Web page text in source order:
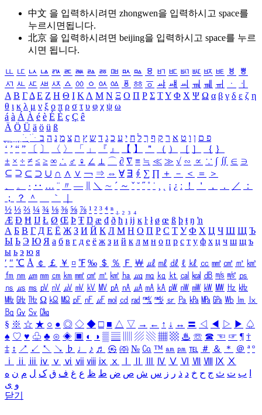
中文 을 입력하시려면 zhongwen을 입력하시고 space를
누르시면됩니다.
北京 을 입력하시려면 beijing을 입력하시고 space를 누르
시면 됩니다.
ㅥ ㅦ ㅧ ㅨ ㅩ ㅪ ㅫ ㅬ ㅭ ㅮ ㅯ ㅰ ㅱ ㅲ ㅳ ㅴ ㅵ ㅶ ㅷ ㅸ
ㅹ
ㅺ ㅻ ㅼ ㅽ ㅾ ㅿ ㆀ ㆁ ㆂ ㆃ ㆄ ㆅ ㆆ ㆇ ㆈ ㆉ ㆊ ㆋ ㆌ ㆍ
ㆎ
Α Β ΓΔ Ε Ζ Η Θ Ι ΚΛ Μ Ν Ξ Ο Π Ρ Σ ΤΥ Φ Χ Ψ Ω α β γ δ ε ζ η
θ ι κ λ μ ν ξ ο π ρ σ τ υ φ χ ψ ω
á à Á À é è É È ç Ç ê
Ä Ö Ü ä ö ü ß
ִֶֹ ֻּ ׁׂ פ ם ן ו ט א ר ק ף ך ל ח י ע כ ג ד ש ץ ת צ מ נ ה ב
‘ ’ “ ” 〔 〕 〈 〉 「 」 『 』 【 】 ＂ （ ） ［ ］ ｛ ｝
± × ÷ ≠ ≤ ≥ ∞ ∴ ♂ ♀ ∠ ⊥ ⌒ ∂ ∇ ≡ ≒ ≪ ≫ √ ∽ ∝ ∵ ∫ ∬ ∈ ∋
⊆ ⊇ ⊂ ⊃ ∪ ∩ ∧ ∨ ￢ ⇒ ⇔ ∀ ∃ ∮ ∑ ∏ ＋ － ＜ ＝
＞
、
。 · ‥ … ¨ 〃 ― ＼ ∼ ´ ～ ˇ ˘ ˝ ˚ ˙ ¸ ¡ ¿ ː ！ ＇ ， ． ／
：
；
？ ＾ ｀
½ ⅓ ⅔ ¼ ¾ ⅛ ⅜ ⅝ ⅞ ¹ ² ³ ⁴ ⁿ ₁ ₂ ₃ ₄
Æ Ð Ħ Ĳ Ł Ø Œ Þ Ŧ Ŋ æ đ ð ħ ı ĳ ĸ ŀ ł ø œ ß þ ŧ ŋ ŉ
А Б В Г Д Е Ё Ж З И Й К Л М Н О П Р С Т У Ф Х Ц Ч Ш Щ Ъ
Ы Ь Э Ю Я а б в г д е ё ж з и й к л м н о п р с т у ф х ц ч ш щ ъ
ы ь э ю я
′ ″ ℃ Å ￠ ￡ ￥ ¤ ℉ ‰ ＄ ％ Ｆ ￦ ㎕ ㎖ ㎗ ℓ ㎘ ㏄ ㎣ ㎤ ㎥ ㎦
㎙ ㎚ ㎛ ㎜ ㎝ ㎞ ㎟ ㎠ ㎡ ㎢ ㏊ ㎍ ㎎ ㎏ ㏏ ㎈ ㎉ ㏈ ㎧ ㎨ ㎰
㎱ ㎲ ㎳ ㎴ ㎵ ㎶ ㎷ ㎸ ㎹ ㎀ ㎁ ㎂ ㎃ ㎄ ㎺ ㎻ ㎽ ㎾ ㎿ ㎐ ㎑
㎒ ㎓ ㎔ Ω ㏀ ㏁ ㎊ ㎋ ㎌ ㏖ ㏅ ㎭ ㎮ ㎯ ㏛ ㎩ ㎪ ㎫ ㎬ ㏝ ㏐
㏓
㏃ ㏉ ㏜ ㏆
§ ※ ☆ ★ ○ ● ◎ ◇ ◆ □ ■ △ ▽ → ← ↑ ↓ ↔ 〓 ◁ ◀ ▷ ▶ ♤
♠ ♡ ♥ ♧ ♣ ⊙ ◈ ▣ ◐ ◑ ▒ ▤ ▨ ▧ ▦ ▩ ♨ ☏ ☎ ☜ ☞ ¶ †
‡ ↕ ↗ ↙ ↖ ↘ ♭ ♩ ♪ ♬ ㉿ ㈜ № ㏇ ™ ㏂ ㏘ ℡ ＃ ＆ ＊ ＠ ª º
ⅰ
ⅱ ⅲ ⅳ ⅴ ⅵ ⅶ ⅷ ⅸ ⅹ Ⅳ Ⅴ Ⅵ Ⅶ Ⅷ Ⅸ Ⅹ
ب ت ث ج ح خ د ذ ر ز س ش ص ض ط ظ ع غ ف ق ک ل م ن ه
و ی
닫기